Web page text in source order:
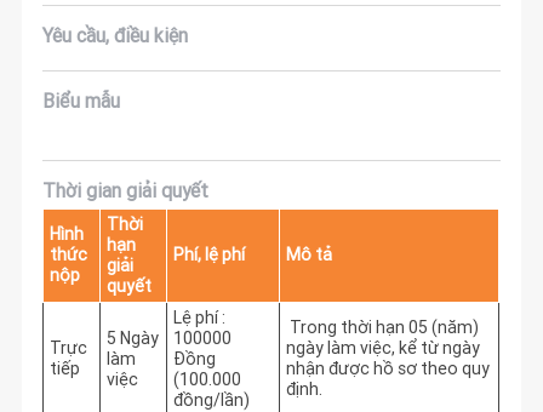
Yêu cầu, điều kiện
Biểu mẫu
Thời gian giải quyết
Hình
thức
nộp
Thời
hạn
giải
quyết
Phí, lệ phí Mô tả
Trực
tiếp
5 Ngày
làm
việc
Lệ phí :
100000
Đồng
(100.000
đồng/lần)
ngày làm việc, kể từ ngày
nhận được hồ sơ theo quy
định.